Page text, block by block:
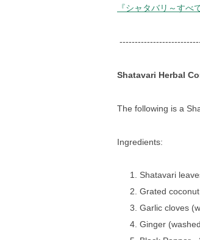
『シャタバリ～すべ
Shatavari Herbal
The following is a
Ingredients:
Shatavari
Grated
Garlic cloves
Ginger